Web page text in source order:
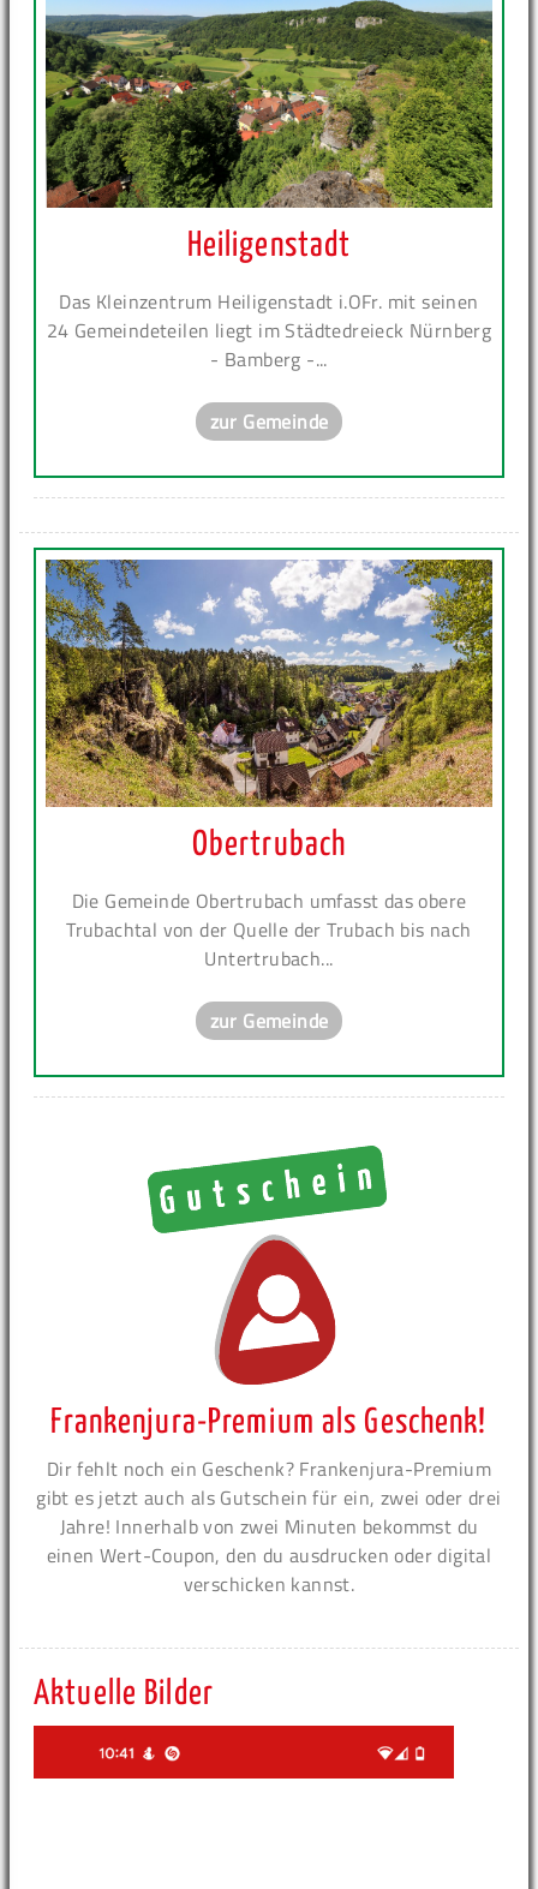
Heiligenstadt
Das Kleinzentrum Heiligenstadt i.OFr. mit seinen
24 Gemeindeteilen liegt im Städtedreieck Nürnberg
- Bamberg -...
zur Gemeinde
Obertrubach
Die Gemeinde Obertrubach umfasst das obere
Trubachtal von der Quelle der Trubach bis nach
Untertrubach...
zur Gemeinde
Frankenjura-Premium als Geschenk!
Dir fehlt noch ein Geschenk? Frankenjura-Premium
gibt es jetzt auch als Gutschein für ein, zwei oder drei
Jahre! Innerhalb von zwei Minuten bekommst du
einen Wert-Coupon, den du ausdrucken oder digital
verschicken kannst.
Aktuelle Bilder